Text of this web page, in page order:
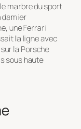
marbre du sport
damier
une Ferrari
la ligne avec
la Porsche
sous haute